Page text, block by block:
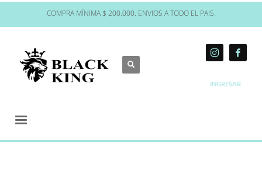
COMPRA MÍNIMA $ 200.000. ENVIOS A TODO EL PAIS.
INGRESAR